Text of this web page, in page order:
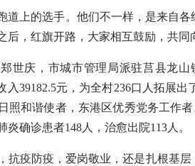
上的选手。他们不一样，是来自各
后，红旗开路，大家相互鼓励，共同
庆，市城市管理局派驻莒县龙山
入39182.5元，为全村236口人拓展
照和谐使者，东港区优秀党务工作
炎确诊患者148人，治愈出院113人。
疫防疫，爱岗敬业，还是扎根基层